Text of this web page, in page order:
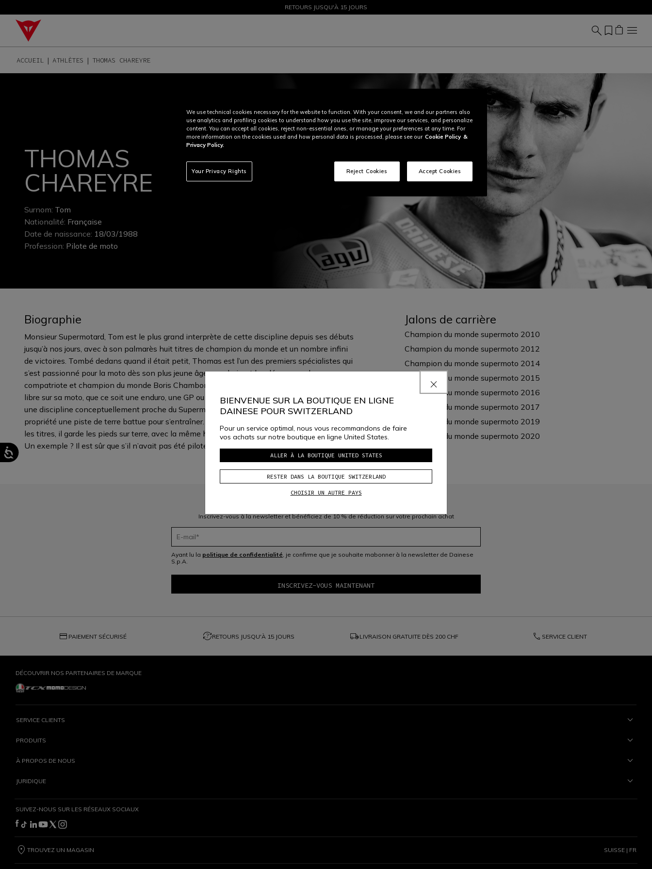
SOLDES JUSQU'À-50 % – ACHETEZ MAINTENANT
RETOURS JUSQU'À 15 JOURS
ACCUEIL ATHLÈTES THOMAS CHAREYRE
THOMAS
CHAREYRE
Surnom: Tom
Nationalité: Française
Date de naissance: 18/03/1988
Profession: Pilote de moto
Biographie
Monsieur Supermotard, Tom est le plus grand interprète de cette discipline depuis ses débuts
jusqu’à nos jours, avec à son palmarès huit titres de champion du monde et un nombre infini
de victoires. Tombé dedans quand il était petit, Thomas est l’un des premiers spécialistes qui
s’est passionné pour la moto dès son plus jeune âge en admirant les dérapages de son
compatriote et champion du monde Boris Chambon. Thomas passe la plupart de son temps
libre sur sa moto, que ce soit une enduro, une GP ou une trial. C’est un grand fan de Flat Track,
une discipline conceptuellement proche du Supermotard, et a récemment construit dans sa
propriété une piste de terre battue pour s’entraîner. La simplicité est son point fort : malgré
les titres, il garde les pieds sur terre, avec la même humilité que quelqu’un qui n’a rien gagné.
Un exemple ? Il est sûr que s’il n’avait pas été pilote, il serait devenu pizzaïolo.
Jalons de carrière
Champion du monde supermoto 2010
Champion du monde supermoto 2012
Champion du monde supermoto 2014
Champion du monde supermoto 2015
Champion du monde supermoto 2016
Champion du monde supermoto 2017
Champion du monde supermoto 2019
Champion du monde supermoto 2020
Inscrivez-vous à la newsletter et bénéficiez de 10 % de réduction sur votre prochain achat
Ayant lu la politique de confidentialité, je confirme que je souhaite mabonner à la newsletter de Dainese
S.p.A.
credit_card PAIEMENT SÉCURISÉ question_exchangeRETOURS JUSQU'À 15 JOURS local_shipping LIVRAISON GRATUITE DÈS 200 CHF phone SERVICE CLIENT
DÉCOUVRIR NOS PARTENAIRES DE MARQUE
SERVICE CLIENTS
PRODUITS
À PROPOS DE NOUS
JURIDIQUE
SUIVEZ-NOUS SUR LES RÉSEAUX SOCIAUX
TROUVEZ UN MAGASIN SUISSE | FR
BIENVENUE SUR LA BOUTIQUE EN LIGNE
DAINESE POUR SWITZERLAND
Pour un service optimal, nous vous recommandons de faire
vos achats sur notre boutique en ligne United States.
ALLER À LA BOUTIQUE UNITED STATES
RESTER DANS LA BOUTIQUE SWITZERLAND
CHOISIR UN AUTRE PAYS
We use technical cookies necessary for the website to function. With your consent, we and our partners also
use analytics and profiling cookies to understand how you use the site, improve our services, and personalize
content. You can accept all cookies, reject non-essential ones, or manage your preferences at any time. For
more information on the cookies used and how personal data is processed, please see our Cookie Policy &
Privacy Policy.
Your Privacy Rights Reject Cookies Accept Cookies